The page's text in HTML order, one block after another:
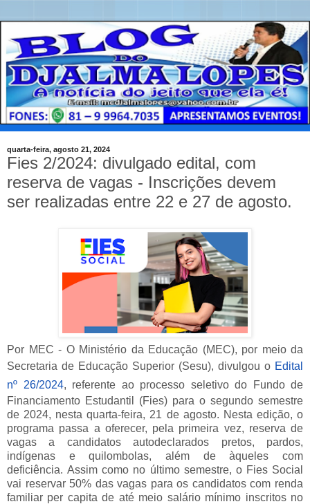
quarta-feira, agosto 21, 2024
Fies 2/2024: divulgado edital, com
reserva de vagas - Inscrições devem
ser realizadas entre 22 e 27 de agosto.
Por MEC - O Ministério da Educação (MEC), por meio da
Secretaria de Educação Superior (Sesu), divulgou o Edital
nº 26/2024, referente ao processo seletivo do Fundo de
Financiamento Estudantil (Fies) para o segundo semestre
de 2024, nestaquarta-feira, 21 de agosto. Nesta edição, o
programa passa a oferecer, pela primeira vez, reserva de
vagas a candidatosautodeclarados
pretos, pardos,
indígenas equilombolas, além de àqueles
com
deficiência. Assim como no último semestre, o Fies Social
vai reservar 50% das vagas para os candidatos com renda
familiar per capita de até meio salário mínimo inscritos no